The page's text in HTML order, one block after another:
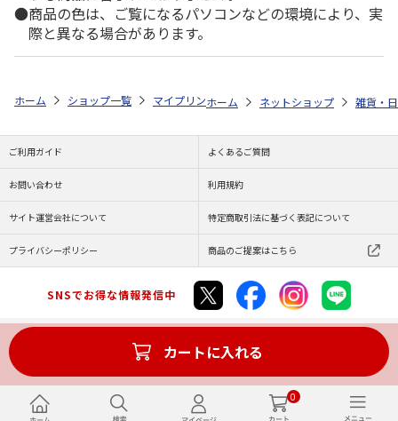
0
商品の色は、ご覧になるパソコンなどの環境により、実
際と異なる場合があります。
カートに入れる
ホーム ショップ一覧 マイプリント カーステッカー【ウィペット
ホーム ネットショップ 雑貨・
ご利用ガイド よくあるご質問
お問い合わせ 利用規約
サイト運営会社について 特定商取引法に基づく表記について
プライバシーポリシー 商品のご提案はこちら
SNSでお得な情報発信中